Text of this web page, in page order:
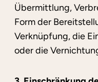
Übermittlung,
Form der
Verknüpfung, die
oder die